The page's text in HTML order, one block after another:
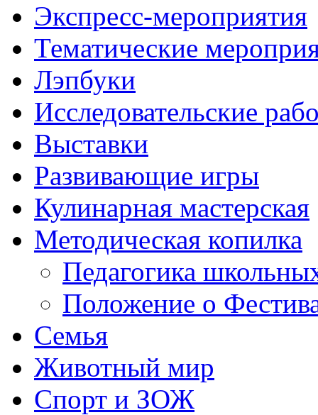
Экспресс-мероприятия
Тематические
Лэпбуки
Исследовательские
Выставки
Развивающие игры
Кулинарная мастерская
Методическая копилка
Педагогика
Положение о
Семья
Животный мир
Спорт и ЗОЖ